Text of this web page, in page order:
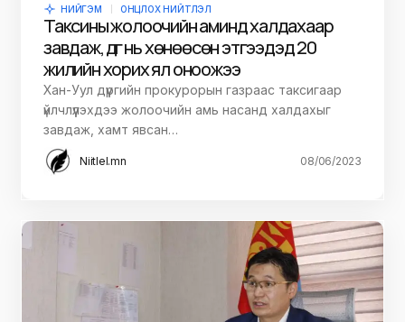
НИЙГЭМ ОНЦЛОХ НИЙТЛЭЛ
Таксины жолоочийн аминд халдахаар
завдаж, дүүг нь хөнөөсөн этгээдэд 20
жилийн хорих ял оноожээ
Хан-Уул дүүргийн прокурорын газраас таксигаар
үйлчлүүлэхдээ жолоочийн амь насанд халдахыг
завдаж, хамт явсан…
Niitlel.mn 08/06/2023